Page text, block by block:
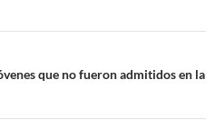
que no fueron admitidos en la